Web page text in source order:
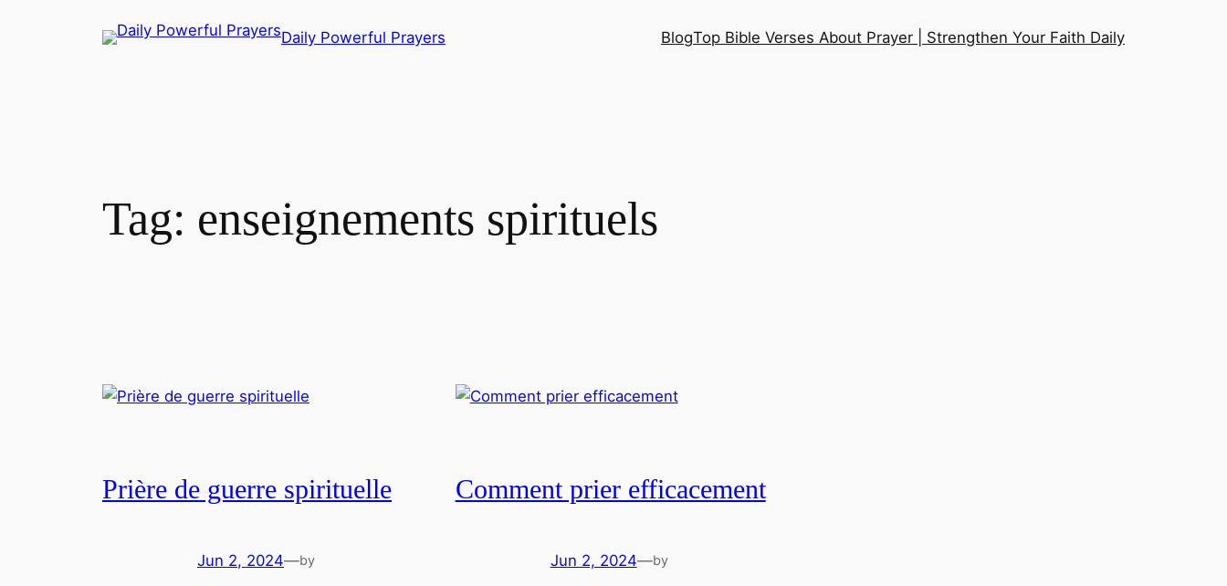
Daily Powerful Prayers BlogTop Bible Verses About Prayer | Strengthen Your Faith Daily
Tag: enseignements spirituels
Prière de guerre spirituelle
Jun 2, 2024—by
Comment prier efficacement
Jun 2, 2024—by